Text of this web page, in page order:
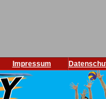
Impressum